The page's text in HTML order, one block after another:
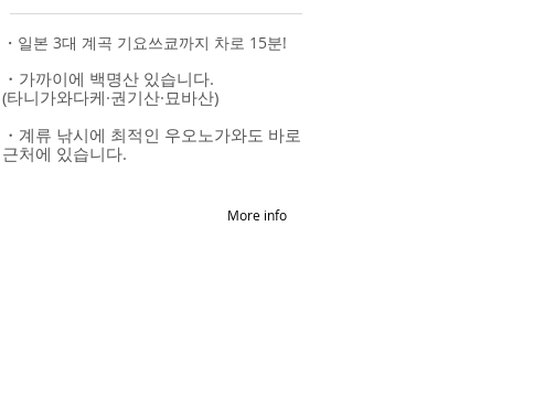
・일본 3대 계곡 기요쓰쿄까지 차로 15분!
・가까이에 백명산 있습니다.
(타니가와다케·권기산·묘바산)
・계류 낚시에 최적인 우오노가와도 바로
근처에 있습니다.
More info